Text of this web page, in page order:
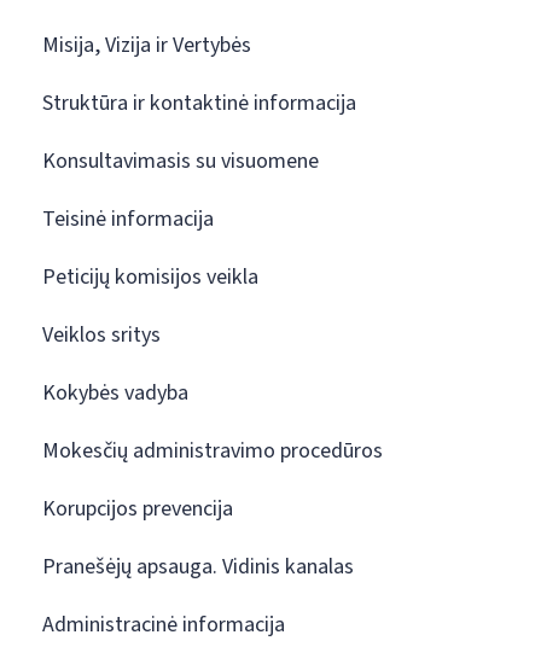
Misija, Vizija ir Vertybės
Struktūra ir kontaktinė informacija
Konsultavimasis su visuomene
Teisinė informacija
Peticijų komisijos veikla
Veiklos sritys
Kokybės vadyba
Mokesčių administravimo procedūros
Korupcijos prevencija
Pranešėjų apsauga. Vidinis kanalas
Administracinė informacija